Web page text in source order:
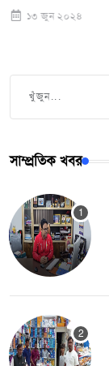
১৩ জুন ২০২৪
সাম্প্রতিক খবর